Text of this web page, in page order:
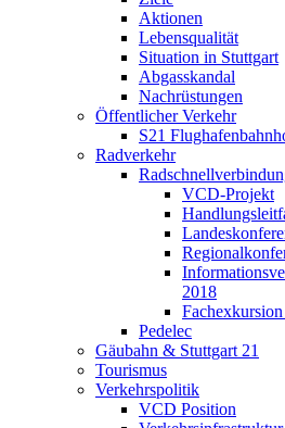
Aktionen
Lebensqualität
Situation in Stuttgart
Abgasskandal
Nachrüstungen
Öffentlicher Verkehr
S21
Radverkehr
VCD-Projekt
2018
Pedelec
Gäubahn & Stuttgart 21
Tourismus
Verkehrspolitik
VCD Position